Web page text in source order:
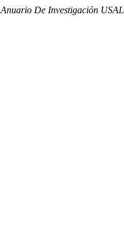
Anuario De Investigación USAL